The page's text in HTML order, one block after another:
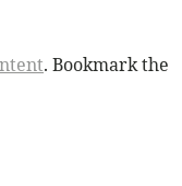
. Bookmark the